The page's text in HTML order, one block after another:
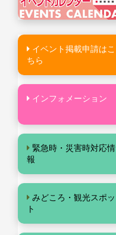
イベント掲載申請はこ
ちら
インフォメーション
緊急時・災害時対応情
報
みどころ・観光スポッ
ト